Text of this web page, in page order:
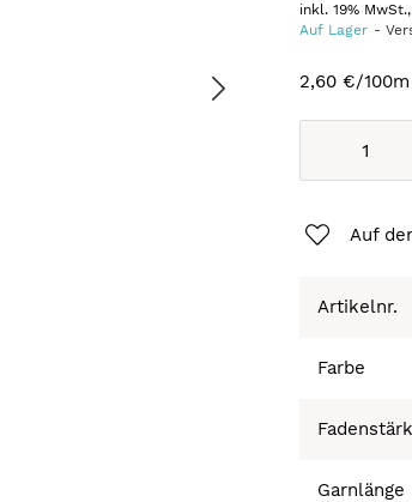
inkl. 19%
Auf Lager
2,60 €/100m
Auf
Artikelnr.
Farbe
Garnlänge